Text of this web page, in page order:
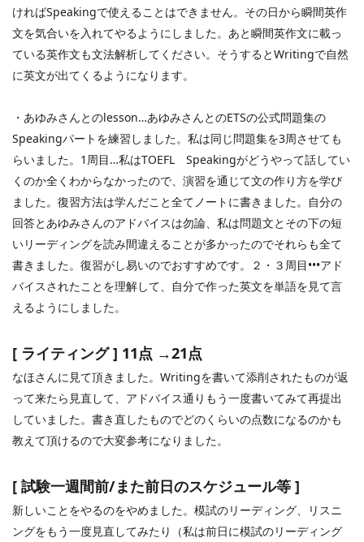
ければSpeakingで使えることはできません。その日から瞬間英作
文を気合いを入れてやるようにしました。あと瞬間英作文に載っ
ている英作文も文法解析してください。そうするとWritingで自然
に英文が出てくるようになります。
・あゆみさんとのlesson…あゆみさんとのETSの公式問題集の
Speakingパートを練習しました。私は同じ問題集を3周させても
らいました。 1 周目…私はTOEFL Speakingがどうやって話してい
くのか全くわからなかったので、演習を通じて文の作り方を学び
ました。復習方法は学んだこと全てノートに書きました。自分の
回答とあゆみさんのアドバイスは勿論、私は問題文とその下の短
いリーディングを読み間違えることが多かったのでそれらも全て
書きました。復習がし易いのでおすすめです。２・３周目•••アド
バイスされたことを理解して、自分で作った英文を単語を見て言
えるようにしました。
[ ライティング] 11点 →21点
なほさんに見て頂きました。 Writingを書いて添削されたものが返
って来たら見直して、アドバイス通りもう一度書いてみて再提出
していました。書き直したものでどのくらいの点数になるのかも
教えて頂けるので大変参考になりました。
[ 試験一週間前/また前日のスケジュール等 ]
新しいことをやるのをやめました。模試のリーディング、リスニ
ングをもう一度見直してみたり（私は前日に模試のリーディング